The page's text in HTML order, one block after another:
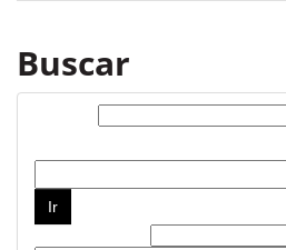
Buscar